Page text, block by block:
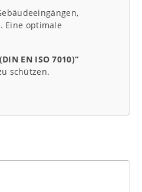
Eine optimale
EN ISO 7010)“
schützen.